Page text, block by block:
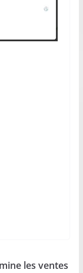
les ventes